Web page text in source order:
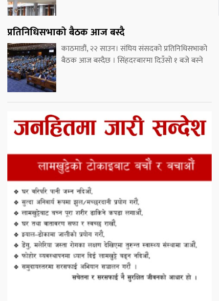
प्रतिनिधिसभाको बैठक आज बस्दै
काठमाडौं, २२ साउन। संघिय संसदको प्रतिनिधिसभाको
बैठक आज बस्दैछ । सिंहदरबारमा दिउँसो १ बजे बस्ने